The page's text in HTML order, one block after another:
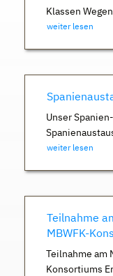
Klassen
weiter lesen
Unser
weiter lesen
Teilnahme
MBWFK-
Teilnahme am
Konsortiums